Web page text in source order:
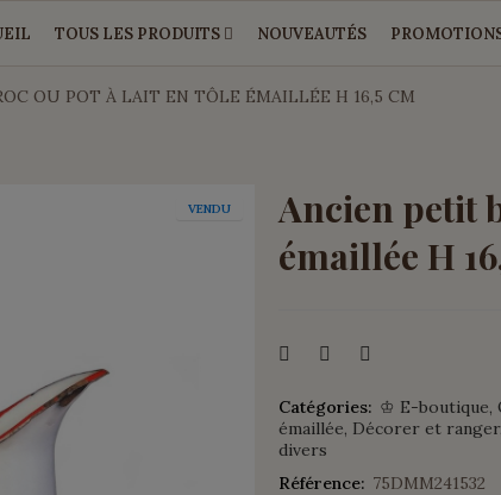
TOUS LES PRODUITS NOUVEAUTÉS
OU POT À LAIT EN TÔLE ÉMAILLÉE H 16,5 CM
VENDU
Ancien petit
émaillée H
Catégories: ♔ E-boutique
émaillée Décorer et ranger
divers
Référence: 75DMM241532